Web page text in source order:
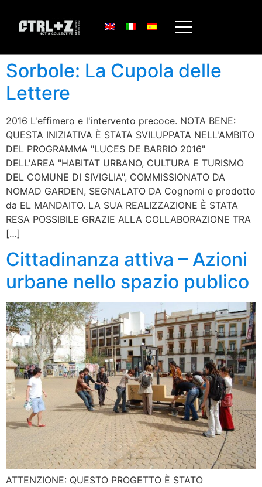
Sorbole: La Cupola delle
Lettere
2016 L'effimero e l'intervento precoce. NOTA BENE:
QUESTA INIZIATIVA È STATA SVILUPPATA NELL'AMBITO
DEL PROGRAMMA "LUCES DE BARRIO 2016"
DELL'AREA "HABITAT URBANO, CULTURA E TURISMO
DEL COMUNE DI SIVIGLIA", COMMISSIONATO DA
NOMAD GARDEN, SEGNALATO DA Cognomi e prodotto
da EL MANDAITO. LA SUA REALIZZAZIONE È STATA
RESA POSSIBILE GRAZIE ALLA COLLABORAZIONE TRA
[…]
Cittadinanza attiva – Azioni
urbane nello spazio publico
ATTENZIONE: QUESTO PROGETTO È STATO